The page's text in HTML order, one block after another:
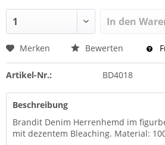
In den
Merken Bewerten
Artikel-Nr.: BD4018
Beschreibung
Brandit Denim Herrenhemd im
mit dezentem Bleaching. Material: